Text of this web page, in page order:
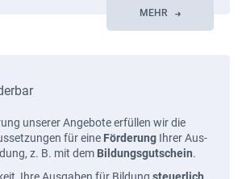
MEHR
unserer Angebote erfüllen wir die
für eine Förderung Ihrer Aus-
z. B. mit dem Bildungsgutschein.